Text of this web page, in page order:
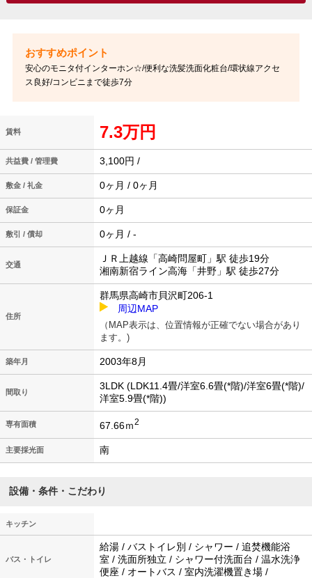
安心のモニタ付インターホン☆/便利な洗髪洗面化粧台/環状線アクセ
ス良好/コンビニまで徒歩7分
賃料 7.3万円
共益費 / 管理費 3,100円 /
敷金 / 礼金 0ヶ月 / 0ヶ月
保証金 0ヶ月
敷引 / 償却 0ヶ月 / -
交通
ＪＲ上越線「高崎問屋町」駅 徒歩19分
湘南新宿ライン高海「井野」駅 徒歩27分
住所
群馬県高崎市貝沢町206-1
周辺MAP
（MAP表示は、位置情報が正確でない場合があり
ます。)
築年月 2003年8月
間取り
3LDK (LDK11.4畳/洋室6.6畳(*階)/洋室6畳(*階)/
洋室5.9畳(*階))
専有面積 67.66ｍ2
主要採光面 南
設備・条件・こだわり
キッチン
バス・トイレ
給湯 / バストイレ別 / シャワー / 追焚機能浴
室 / 洗面所独立 / シャワー付洗面台 / 温水洗浄
便座 / オートバス / 室内洗濯機置き場 /